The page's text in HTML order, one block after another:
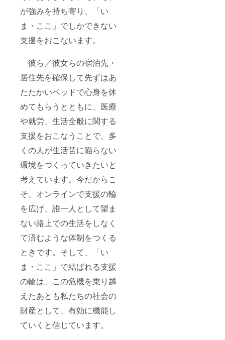
が強みを持ち寄り、「い
ま・ここ」でしかできない
支援をおこないます。
彼ら／彼女らの宿泊先・
居住先を確保して先ずはあ
たたかいベッドで心身を休
めてもらうとともに、医療
や就労、生活全般に関する
支援をおこなうことで、多
くの人が生活苦に陥らない
環境をつくっていきたいと
考えています。今だからこ
そ、オンラインで支援の輪
を広げ、誰一人として望ま
ない路上での生活をしなく
て済むような体制をつくる
ときです。そして、「い
ま・ここ」で結ばれる支援
の輪は、この危機を乗り越
えたあとも私たちの社会の
財産として、有効に機能し
ていくと信じています。